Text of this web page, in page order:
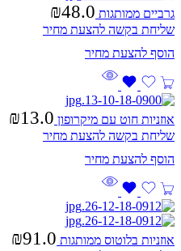
גרביים ממותגות ₪48.0
שליחת בקשה להצעת מחיר
אוזניות חוט עם מיקרופון ₪13.0
שליחת בקשה להצעת מחיר
אוזניות בלוטוס ממותגות ₪91.0